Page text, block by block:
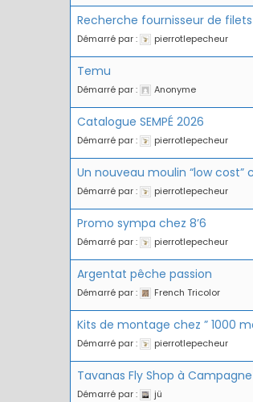
Recherche fournisseur de
Démarré par : pierrotlepecheur
Temu
Démarré par : Anonyme
Catalogue SEMPÉ 2026
Démarré par : pierrotlepecheur
Un nouveau moulin “low cost”
Démarré par : pierrotlepecheur
Promo sympa chez 8’6
Démarré par : pierrotlepecheur
Argentat pêche passion
Démarré par : French Tricolor
Kits de montage chez ” 1000
Démarré par : pierrotlepecheur
Tavanas Fly Shop à
Démarré par : jü
Romans Nouvelles
Mon ouverture 2026